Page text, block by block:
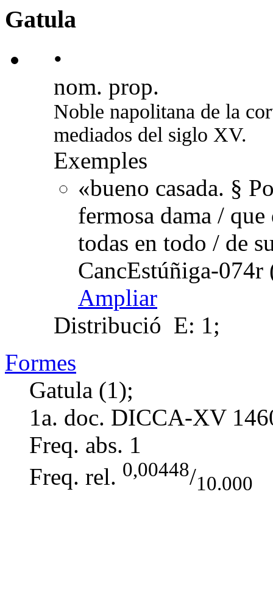
Gatula
•
nom. prop.
Noble napolitana de la
mediados del siglo XV.
Exemples
«bueno casada. §
fermosa dama /
todas en todo / de
CancEstúñiga-
Ampliar
Distribució E: 1;
Formes
Gatula (1);
1a. doc. DICCA-XV
Freq. abs. 1
Freq. rel. 0,00448/10.000